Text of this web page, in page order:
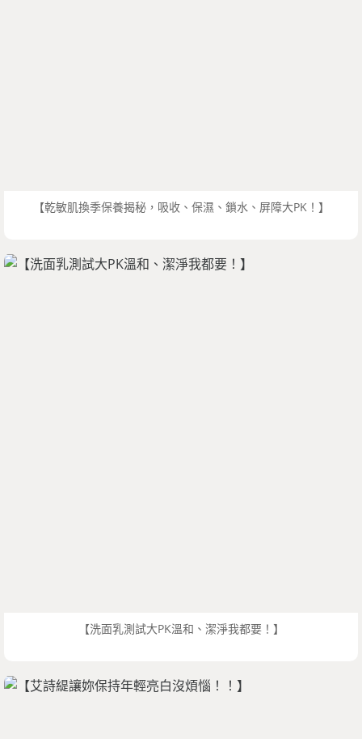
【乾敏肌換季保養揭秘，吸收、保濕、鎖水、屏障大PK！】
【洗面乳測試大PK溫和、潔淨我都要！】